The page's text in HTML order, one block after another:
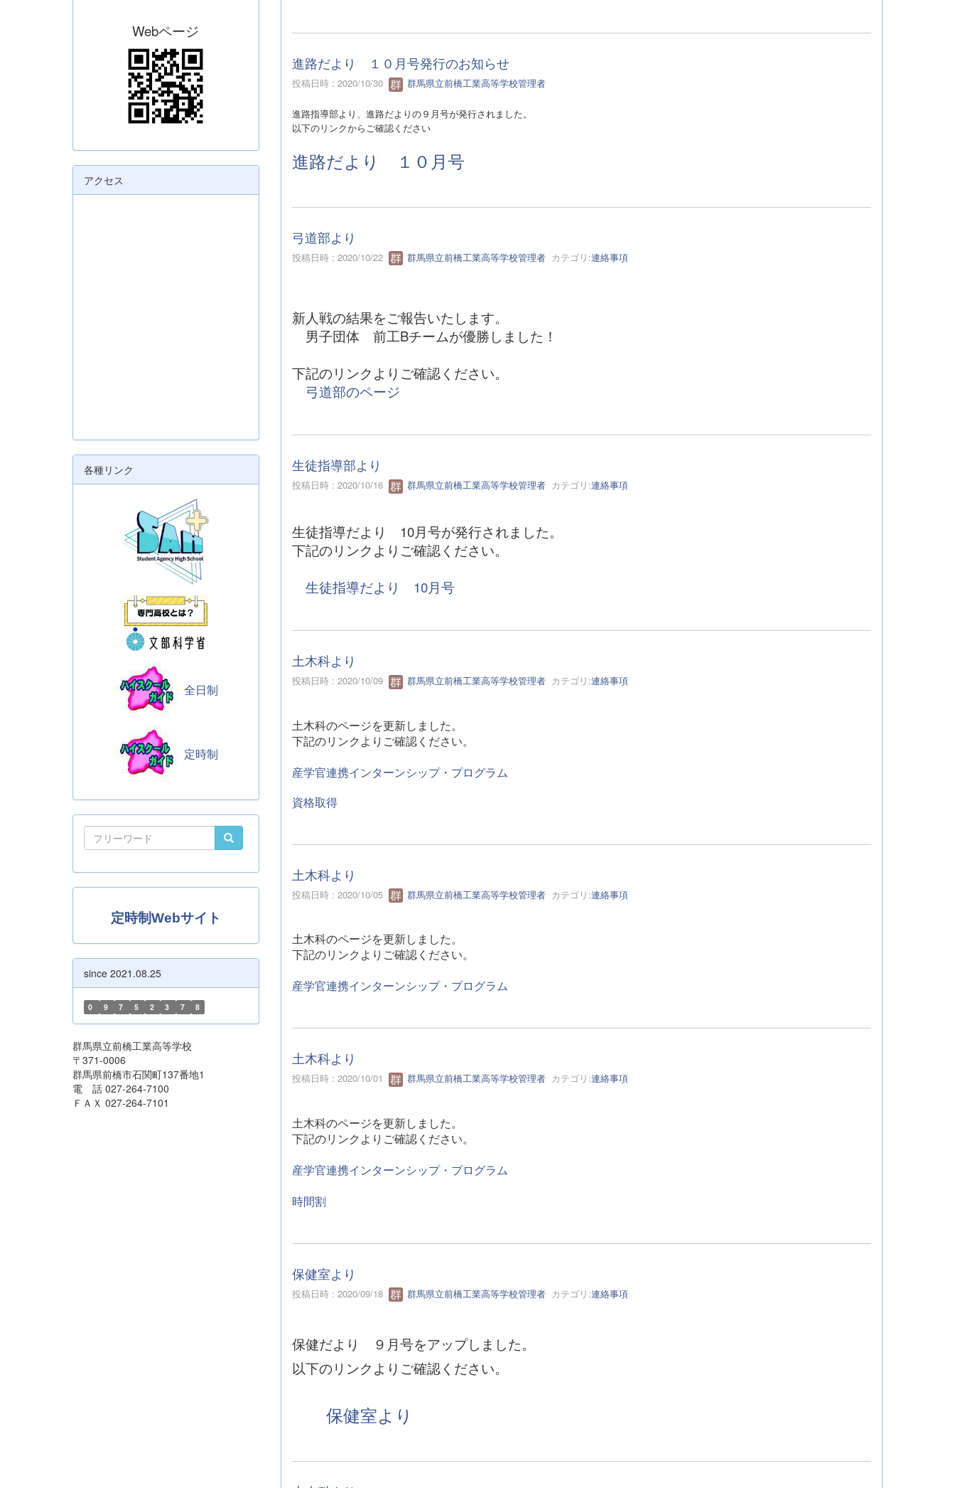
進路だより １０月号発行のお知らせ
投稿日時 : 2020/10/30 群馬県立前橋工業高等学校管理者
進路指導部より、進路だよりの９ 月号が発行されました。
以下のリンクからご確認ください
進路だより １０月号
弓道部より
投稿日時 : 2020/10/22 群馬県立前橋工業高等学校管理者カテゴリ:連絡事項
新人戦の結果をご報告いたします。
男子団体 前工Bチームが優勝しました！
下記のリンクよりご確認ください。
弓道部のページ
生徒指導部より
投稿日時 : 2020/10/16 群馬県立前橋工業高等学校管理者カテゴリ:連絡事項
生徒指導だより 10月号が発行されました。
下記のリンクよりご確認ください。
生徒指導だより 10月号
土木科より
投稿日時 : 2020/10/09 群馬県立前橋工業高等学校管理者カテゴリ:連絡事項
土木科のページを更新しました。
下記のリンクよりご確認ください。
産学官連携インターンシップ・プログラム
資格取得
土木科より
投稿日時 : 2020/10/05 群馬県立前橋工業高等学校管理者カテゴリ:連絡事項
土木科のページを更新しました。
下記のリンクよりご確認ください。
産学官連携インターンシップ・プログラム
土木科より
投稿日時 : 2020/10/01 群馬県立前橋工業高等学校管理者カテゴリ:連絡事項
土木科のページを更新しました。
下記のリンクよりご確認ください。
産学官連携インターンシップ・プログラム
時間割
保健室より
投稿日時 : 2020/09/18 群馬県立前橋工業高等学校管理者カテゴリ:連絡事項
保健だより ９月号をアップしました。
以下のリンクよりご確認ください。
保健室より
Webページ
アクセス
各種リンク
全日制
定時制
定時制Webサイト
since 2021.08.25
0 9 7 5 2 3 7 8
群馬県立前橋工業高等学校
〒371-0006
群馬県前橋市石関町137番地1
電 話 027-264-7100
ＦＡＸ 027-264-7101